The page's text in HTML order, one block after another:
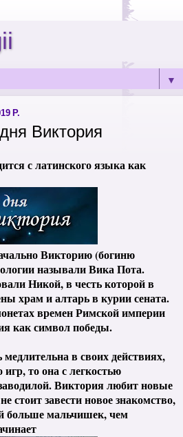
▼
Р.
Виктория
с латинского языка как
Викторию (богиню
называли Вика Пота.
Никой, в честь которой в
храм и алтарь в курии сената.
времен Римской империи
как символ победы.
медлительна в своих действиях,
игр, то она с легкостью
Виктория любит новые
стоит завести новое знакомство,
больше мальчишек, чем